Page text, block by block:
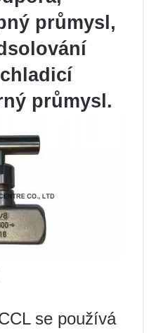
průmysl,
průmysl.
se používá